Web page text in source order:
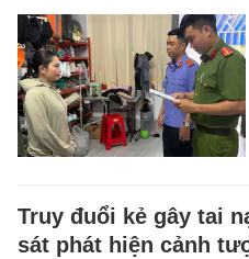
Truy đuổi kẻ gây tai
sát phát hiện cảnh